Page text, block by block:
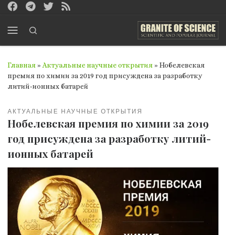
Перейти к содержимому
Главная » Актуальные научные открытия » Нобелевская
премия по химии за 2019 год присуждена за разработку
литий-ионных батарей
АКТУАЛЬНЫЕ НАУЧНЫЕ ОТКРЫТИЯ
Нобелевская премия по химии за 2019
год присуждена за разработку литий-
ионных батарей